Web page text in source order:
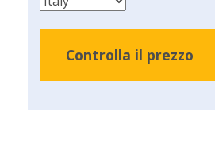
Controlla il prezzo